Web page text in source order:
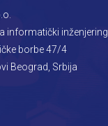
informatički inženjering
borbe 47/4
Beograd, Srbija